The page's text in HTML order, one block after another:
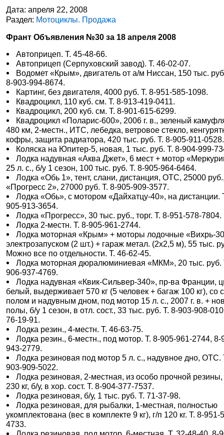
Дата: апреля 22, 2008
Раздел: Мотоциклы. Продажа
Франт Объявления №30 за 18 апреля 2008
Автоприцеп. Т. 45-48-66.
Автоприцеп (Серпуховский завод). Т. 46-02-07.
Водомет «Крым», двигатель от а/м Ниссан, 150 тыс.
8-903-994-8674.
Картинг, без двигателя, 4000 руб. Т. 8-951-585-1098.
Квадроцикл, 110 куб. см. Т. 8-913-419-0411.
Квадроцикл, 200 куб. см. Т. 8-901-615-6299.
Квадроцикл «Поларис-600», 2006 г. в., зеленый
480 км, 2-местн., ИТС, лебедка, ветровое стекло,
кофры, защита радиатора, 420 тыс. руб. Т. 8-905-911-0528.
Коляска на Юпитер-5, новая, 1 тыс. руб. Т. 8-904-999-
Лодка надувная «Аква Джет», 6 мест + мотор
25 л. с., б/у 1 сезон, 100 тыс. руб. Т. 8-905-964-6464.
Лодка «Обь 1», тент, слани, дистанция, ОТС, 25000
«Прогресс 2», 27000 руб. Т. 8-905-909-3577.
Лодка «Обь», с мотором «Дайхатцу-40», на дистанции.
905-913-3654.
Лодка «Прогресс», 30 тыс. руб., торг. Т. 8-951-578-7804.
Лодка 2-местн. Т. 8-905-961-2744.
Лодка моторная «Крым» + моторы лодочные «Вихрь-
электрозапуском (2 шт.) + гараж метал. (2х2,5 м), 55 тыс.
Можно все по отдельности. Т. 46-62-45.
Лодка моторная дюралюминиевая «МКМ», 20 тыс. руб.
906-937-4769.
Лодка надувная «Квик-Сильвер-340», пр-ва Франции,
белый, выдерживает 570 кг (5 человек + багаж 100 кг), со
полом и надувным дном, под мотор 15 л. с., 2007 г. в. +
полы, б/у 1 сезон, в отл. сост., 33 тыс. руб. Т. 8-903-908-
76-19-91.
Лодка резин., 4-местн. Т. 46-63-75.
Лодка резин., 6-местн., под мотор. Т. 8-905-961-2744, 8-
943-2779.
Лодка резиновая под мотор 5 л. с., надувное дно, ОТС.
903-909-5022.
Лодка резиновая, 2-местная, из особо прочной резины,
230 кг, б/у, в хор. сост. Т. 8-904-377-7537.
Лодка резиновая, б/у, 1 тыс. руб. Т. 71-37-98.
Лодка резиновая, для рыбалки, 1-местная, полностью
укомплектована (вес в комплекте 9 кг), г/п 120 кг. Т. 8-951-
4733.